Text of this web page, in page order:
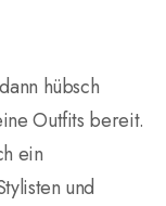
hübsch
Outfits bereit.
ein
und